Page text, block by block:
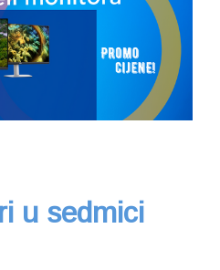
u sedmici